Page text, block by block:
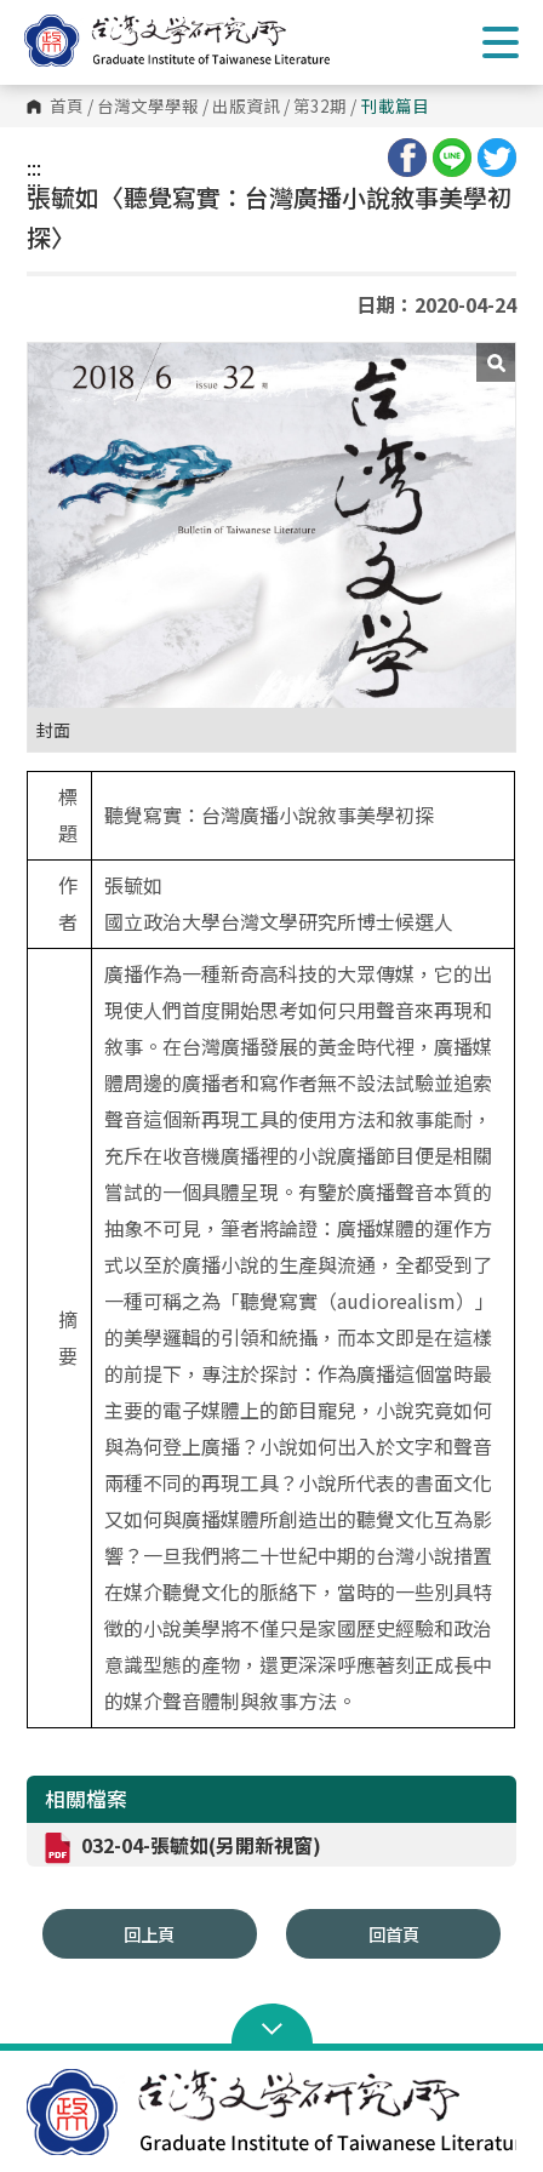
到
主
內
容 首頁 / 台灣文學學報 / 出版資訊 / 第32期 / 刊載篇目
:::
:::
張毓如〈聽覺寫實：台灣廣播小說敘事美學初
探〉
日期：2020-04-24
封面
標
題
聽覺寫實：台灣廣播小說敘事美學初探
作
者
張毓如
國立政治大學台灣文學研究所博士候選人
摘
要
廣播作為一種新奇高科技的大眾傳媒，它的出
現使人們首度開始思考如何只用聲音來再現和
敘事。在台灣廣播發展的黃金時代裡，廣播媒
體周邊的廣播者和寫作者無不設法試驗並追索
聲音這個新再現工具的使用方法和敘事能耐，
充斥在收音機廣播裡的小說廣播節目便是相關
嘗試的一個具體呈現。有鑒於廣播聲音本質的
抽象不可見，筆者將論證：廣播媒體的運作方
式以至於廣播小說的生產與流通，全都受到了
一種可稱之為「聽覺寫實（audiorealism）」
的美學邏輯的引領和統攝，而本文即是在這樣
的前提下，專注於探討：作為廣播這個當時最
主要的電子媒體上的節目寵兒，小說究竟如何
與為何登上廣播？小說如何出入於文字和聲音
兩種不同的再現工具？小說所代表的書面文化
又如何與廣播媒體所創造出的聽覺文化互為影
響？一旦我們將二十世紀中期的台灣小說措置
在媒介聽覺文化的脈絡下，當時的一些別具特
徵的小說美學將不僅只是家國歷史經驗和政治
意識型態的產物，還更深深呼應著刻正成長中
的媒介聲音體制與敘事方法。
相關檔案
032-04-張毓如(另開新視窗)
回上頁 回首頁